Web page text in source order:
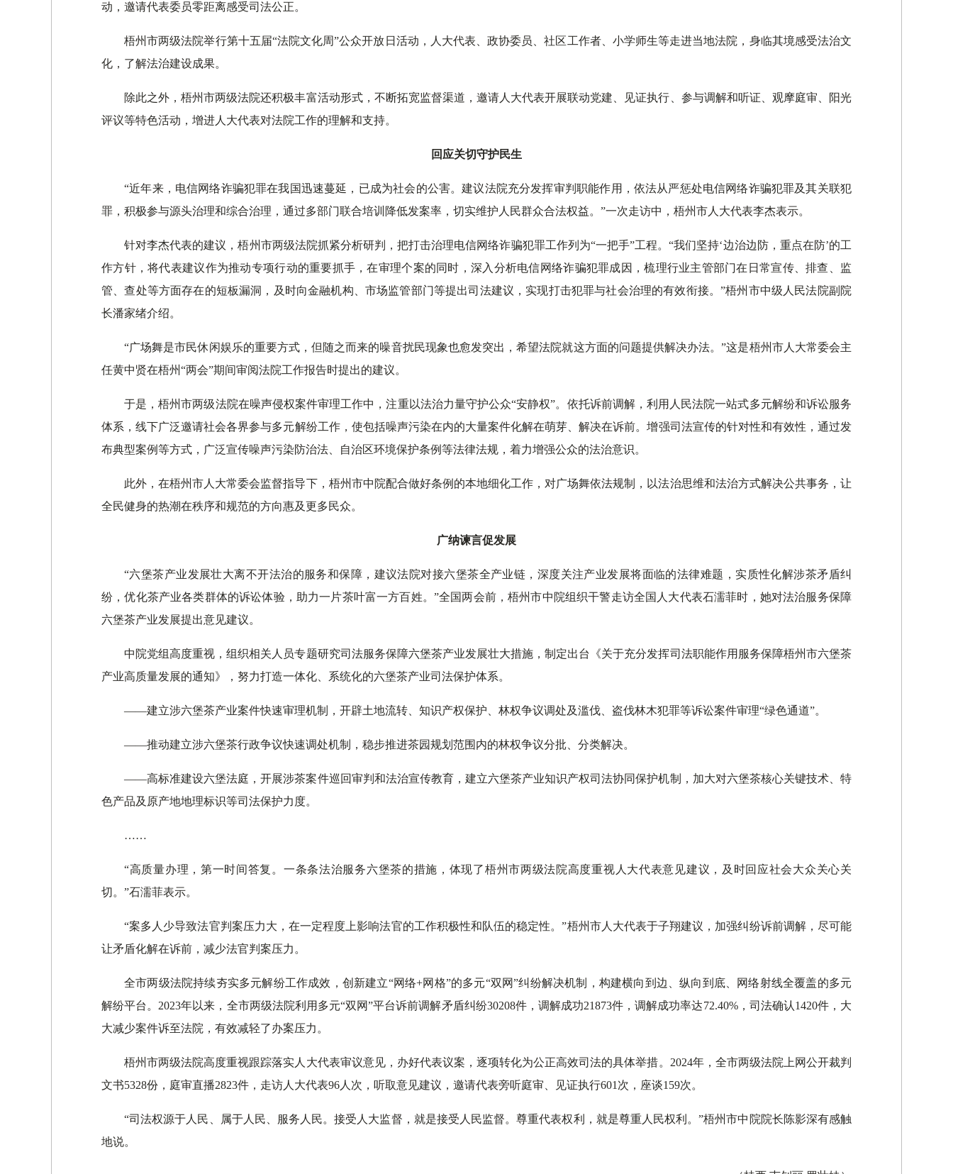
动，邀请代表委员零距离感受司法公正。
梧州市两级法院举行第十五届“法院文化周”公众开放日活动，人大代表、政协委员、社区工作者、小学师生等走进当地法院，身临其境感受法治文
化，了解法治建设成果。
除此之外，梧州市两级法院还积极丰富活动形式，不断拓宽监督渠道，邀请人大代表开展联动党建、见证执行、参与调解和听证、观摩庭审、阳光
评议等特色活动，增进人大代表对法院工作的理解和支持。
回应关切守护民生
“近年来，电信网络诈骗犯罪在我国迅速蔓延，已成为社会的公害。建议法院充分发挥审判职能作用，依法从严惩处电信网络诈骗犯罪及其关联犯
罪，积极参与源头治理和综合治理，通过多部门联合培训降低发案率，切实维护人民群众合法权益。”一次走访中，梧州市人大代表李杰表示。
针对李杰代表的建议，梧州市两级法院抓紧分析研判，把打击治理电信网络诈骗犯罪工作列为“一把手”工程。“我们坚持‘边治边防，重点在防’的工
作方针，将代表建议作为推动专项行动的重要抓手，在审理个案的同时，深入分析电信网络诈骗犯罪成因，梳理行业主管部门在日常宣传、排查、监
管、查处等方面存在的短板漏洞，及时向金融机构、市场监管部门等提出司法建议，实现打击犯罪与社会治理的有效衔接。”梧州市中级人民法院副院
长潘家绪介绍。
“广场舞是市民休闲娱乐的重要方式，但随之而来的噪音扰民现象也愈发突出，希望法院就这方面的问题提供解决办法。”这是梧州市人大常委会主
任黄中贤在梧州“两会”期间审阅法院工作报告时提出的建议。
于是，梧州市两级法院在噪声侵权案件审理工作中，注重以法治力量守护公众“安静权”。依托诉前调解，利用人民法院一站式多元解纷和诉讼服务
体系，线下广泛邀请社会各界参与多元解纷工作，使包括噪声污染在内的大量案件化解在萌芽、解决在诉前。增强司法宣传的针对性和有效性，通过发
布典型案例等方式，广泛宣传噪声污染防治法、自治区环境保护条例等法律法规，着力增强公众的法治意识。
此外，在梧州市人大常委会监督指导下，梧州市中院配合做好条例的本地细化工作，对广场舞依法规制，以法治思维和法治方式解决公共事务，让
全民健身的热潮在秩序和规范的方向惠及更多民众。
广纳谏言促发展
“六堡茶产业发展壮大离不开法治的服务和保障，建议法院对接六堡茶全产业链，深度关注产业发展将面临的法律难题，实质性化解涉茶矛盾纠
纷，优化茶产业各类群体的诉讼体验，助力一片茶叶富一方百姓。”全国两会前，梧州市中院组织干警走访全国人大代表石濡菲时，她对法治服务保障
六堡茶产业发展提出意见建议。
中院党组高度重视，组织相关人员专题研究司法服务保障六堡茶产业发展壮大措施，制定出台《关于充分发挥司法职能作用服务保障梧州市六堡茶
产业高质量发展的通知》，努力打造一体化、系统化的六堡茶产业司法保护体系。
——建立涉六堡茶产业案件快速审理机制，开辟土地流转、知识产权保护、林权争议调处及滥伐、盗伐林木犯罪等诉讼案件审理“绿色通道”。
——推动建立涉六堡茶行政争议快速调处机制，稳步推进茶园规划范围内的林权争议分批、分类解决。
——高标准建设六堡法庭，开展涉茶案件巡回审判和法治宣传教育，建立六堡茶产业知识产权司法协同保护机制，加大对六堡茶核心关键技术、特
色产品及原产地地理标识等司法保护力度。
……
“高质量办理，第一时间答复。一条条法治服务六堡茶的措施，体现了梧州市两级法院高度重视人大代表意见建议，及时回应社会大众关心关
切。”石濡菲表示。
“案多人少导致法官判案压力大，在一定程度上影响法官的工作积极性和队伍的稳定性。”梧州市人大代表于子翔建议，加强纠纷诉前调解，尽可能
让矛盾化解在诉前，减少法官判案压力。
全市两级法院持续夯实多元解纷工作成效，创新建立“网络+网格”的多元“双网”纠纷解决机制，构建横向到边、纵向到底、网络射线全覆盖的多元
解纷平台。2023年以来，全市两级法院利用多元“双网”平台诉前调解矛盾纠纷30208件，调解成功21873件，调解成功率达72.40%，司法确认1420件，大
大减少案件诉至法院，有效减轻了办案压力。
梧州市两级法院高度重视跟踪落实人大代表审议意见，办好代表议案，逐项转化为公正高效司法的具体举措。2024年，全市两级法院上网公开裁判
文书5328份，庭审直播2823件，走访人大代表96人次，听取意见建议，邀请代表旁听庭审、见证执行601次，座谈159次。
“司法权源于人民、属于人民、服务人民。接受人大监督，就是接受人民监督。尊重代表权利，就是尊重人民权利。”梧州市中院院长陈影深有感触
地说。